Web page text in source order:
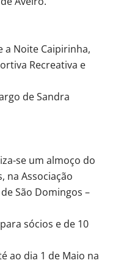
a Noite Caipirinha,
Recreativa e
de Sandra
se um almoço do
na Associação
São Domingos –
sócios e de 10
ao dia 1 de Maio na